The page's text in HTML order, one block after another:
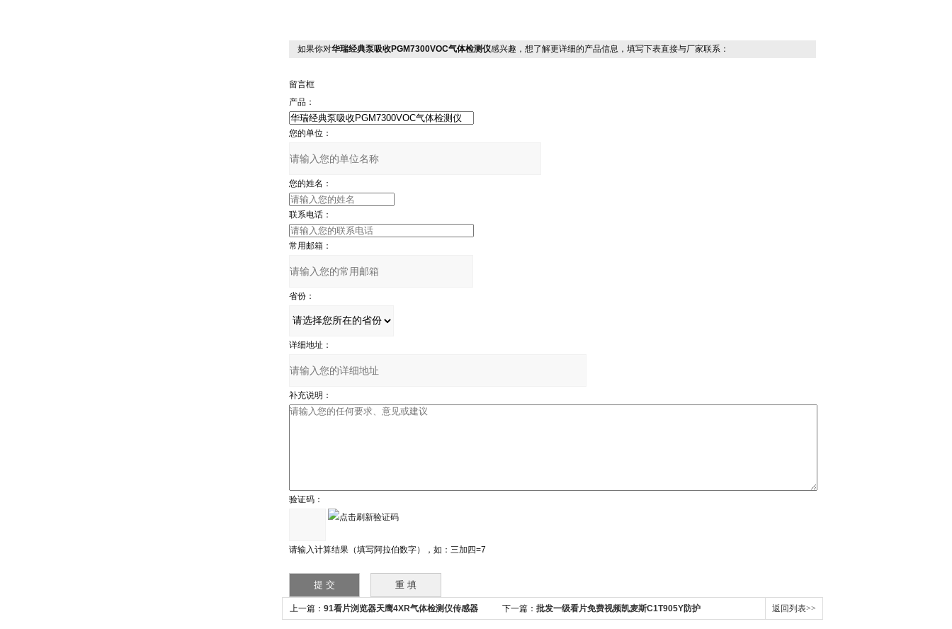
如果你对华瑞经典泵吸收PGM7300VOC气体检测仪感兴趣，想了解更详细的产品信息，填写下表直接与厂家联系：
留言框
产品：
您的单位：
您的姓名：
联系电话：
常用邮箱：
省份：
详细地址：
补充说明：
验证码：
请输入计算结果（填写阿拉伯数字），如：三加四=7
上一篇： 91看片浏览器天鹰4XR气体检测仪传感器 下一篇： 批发一级看片免费视频凯麦斯C1T905Y防护 返回列表>>